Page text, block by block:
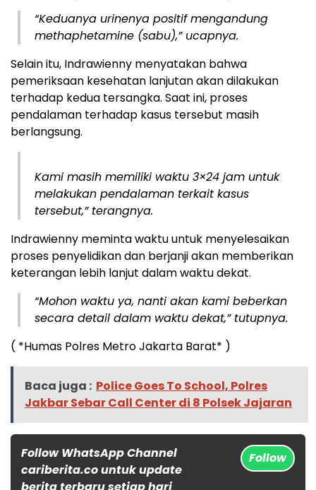
“Keduanya urinenya positif mengandung
methaphetamine (sabu),” ucapnya.
Selain itu, Indrawienny menyatakan bahwa
pemeriksaan kesehatan lanjutan akan dilakukan
terhadap kedua tersangka. Saat ini, proses
pendalaman terhadap kasus tersebut masih
berlangsung.
Kami masih memiliki waktu 3×24 jam untuk
melakukan pendalaman terkait kasus
tersebut,” terangnya.
Indrawienny meminta waktu untuk menyelesaikan
proses penyelidikan dan berjanji akan memberikan
keterangan lebih lanjut dalam waktu dekat.
“Mohon waktu ya, nanti akan kami beberkan
secara detail dalam waktu dekat,” tutupnya.
( *Humas Polres Metro Jakarta Barat* )
Baca juga : Police Goes To School, Polres
Jakbar Sebar Call Center di 8 Polsek Jajaran
Follow WhatsApp Channel
cariberita.co untuk update
Follow